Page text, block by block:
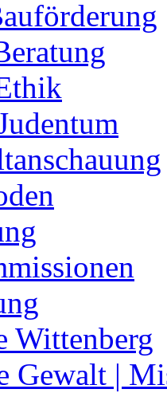
Wittenberg
Gewalt |